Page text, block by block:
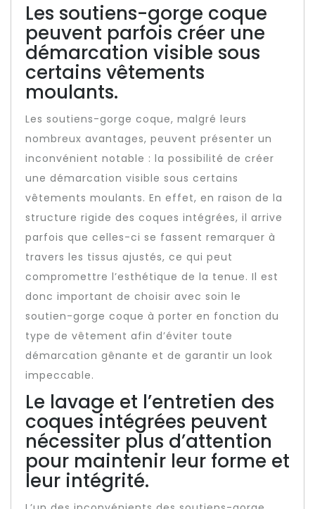
Les soutiens-gorge coque
peuvent parfois créer une
démarcation visible sous
certains vêtements
moulants.
Les soutiens-gorge coque, malgré leurs
nombreux avantages, peuvent présenter un
inconvénient notable : la possibilité de créer
une démarcation visible sous certains
vêtements moulants. En effet, en raison de la
structure rigide des coques intégrées, il arrive
parfois que celles-ci se fassent remarquer à
travers les tissus ajustés, ce qui peut
compromettre l’esthétique de la tenue. Il est
donc important de choisir avec soin le
soutien-gorge coque à porter en fonction du
type de vêtement afin d’éviter toute
démarcation gênante et de garantir un look
impeccable.
Le lavage et l’entretien des
coques intégrées peuvent
nécessiter plus d’attention
pour maintenir leur forme et
leur intégrité.